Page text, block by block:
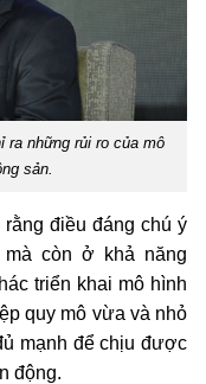
ra những rủi ro của mô
sản.
điều đáng chú ý
mà còn ở khả năng
triển khai mô hình
quy mô vừa và nhỏ
mạnh để chịu được
động.